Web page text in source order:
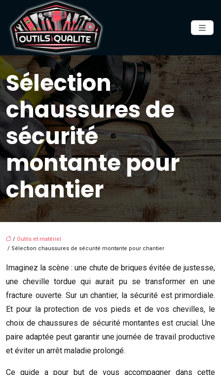
Sélection
chaussures de
sécurité
montante pour
chantier
/ Outils et matériel
/ Sélection chaussures de sécurité montante pour chantier
Imaginez la scène : une chute de briques évitée de justesse,
une cheville tordue qui aurait pu se transformer en une
fracture ouverte. Sur un chantier, la sécurité est primordiale.
Et pour la protection de vos pieds et de vos chevilles, le
choix de chaussures de sécurité montantes est crucial. Une
paire adaptée peut garantir une journée de travail productive
et éviter un arrêt maladie prolongé.
Ce guide a pour but de vous accompagner dans cette